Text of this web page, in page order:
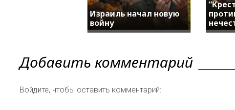
Израиль начал новую
войну
Добавить комментарий
Войдите, чтобы оставить комментарий: